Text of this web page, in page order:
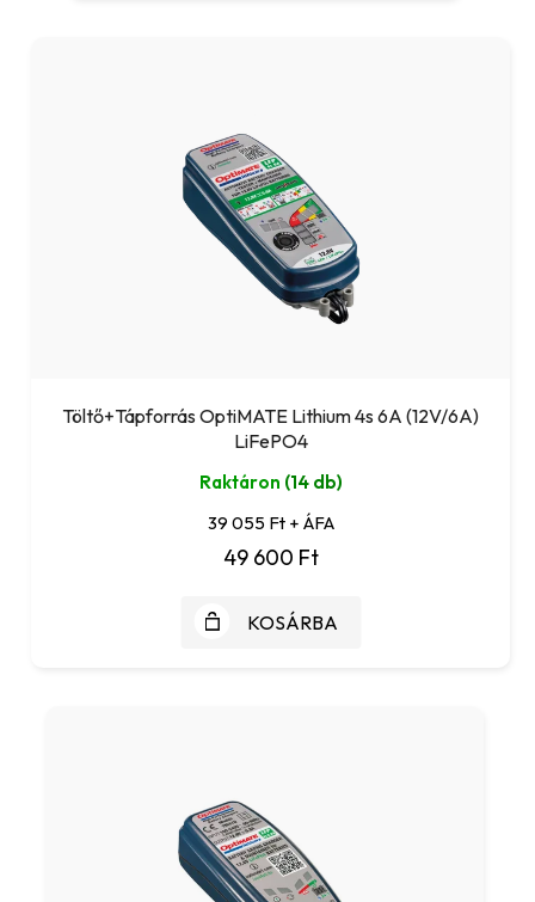
Töltő+Tápforrás OptiMATE Lithium 4s 6A (12V/6A)
LiFePO4
Raktáron (14 db)
39 055 Ft + ÁFA
49 600 Ft
KOSÁRBA